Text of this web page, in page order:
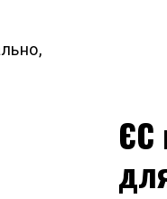
ЄС